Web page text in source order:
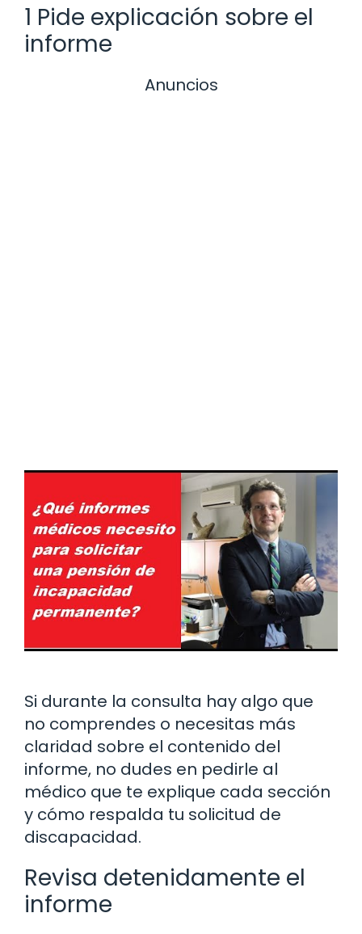
1 Pide explicación sobre el
informe
Anuncios
Si durante la consulta hay algo que
no comprendes o necesitas más
claridad sobre el contenido del
informe, no dudes en pedirle al
médico que te explique cada sección
y cómo respalda tu solicitud de
discapacidad.
Revisa detenidamente el
informe